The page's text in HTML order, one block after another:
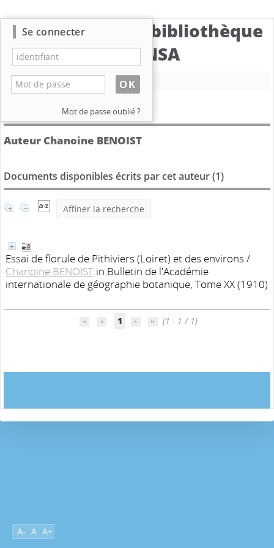
Catalogue de la bibliothèque
du CBNSA
Nouvelle recherche
Détail de l'auteur
Auteur Chanoine BENOIST
Documents disponibles écrits par cet auteur (1)
Affiner la recherche
Essai de florule de Pithiviers (Loiret) et des environs /
Chanoine BENOIST in Bulletin de l'Académie
internationale de géographie botanique, Tome XX (1910)
1 (1 - 1 / 1)
A- A A+
Se connecter
Mot de passe oublié ?